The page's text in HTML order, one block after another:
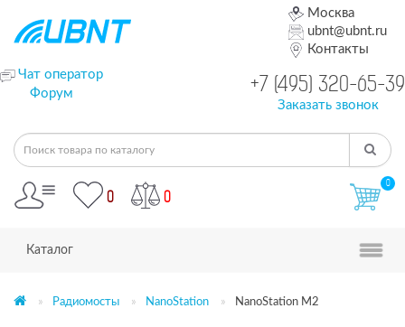
Москва
ubnt@ubnt.ru
Контакты
Чат оператор
Форум
+7 (495) 320-65-39
Заказать звонок
0 0
0
Каталог
Радиомосты NanoStation NanoStation M2